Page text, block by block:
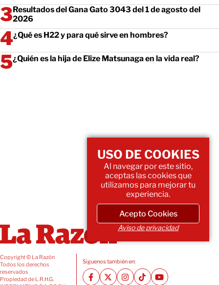
Resultados del Gana Gato 3043 del 1 de agosto del
2026
¿Qué es H22 y para qué sirve en hombres?
¿Quién es la hija de Elize Matsunaga en la vida real?
Copyright © La Razón
Todos los derechos
reservados
Propiedad de L.R.H.G.
Siguenos también en:
USO DE COOKIES
Al navegar por este sitio,
aceptas las cookies que
utilizamos para mejorar tu
experiencia.
Acepto Cookies
Aviso de privacidad